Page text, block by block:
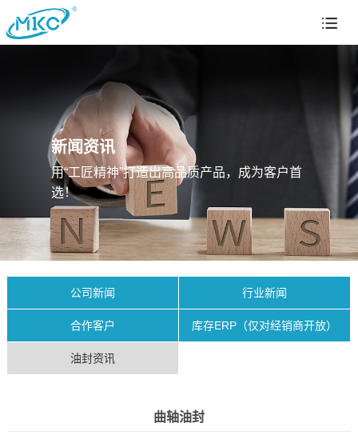
新闻资讯
用“工匠精神”打造出高品质产品，成为客户首
选！
公司新闻 行业新闻
合作客户 库存ERP（仅对经销商开放）
油封资讯
曲轴油封